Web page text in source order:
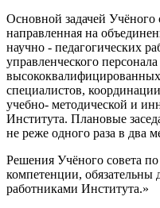
Основной задачей Учёного
направленная на
научно - педагогических
управленческого
специалистов,
учебно- методической и
Института. Плановые
не реже одного раза в два
Решения Учёного совета
компетенции, обязательны
работниками Института.»